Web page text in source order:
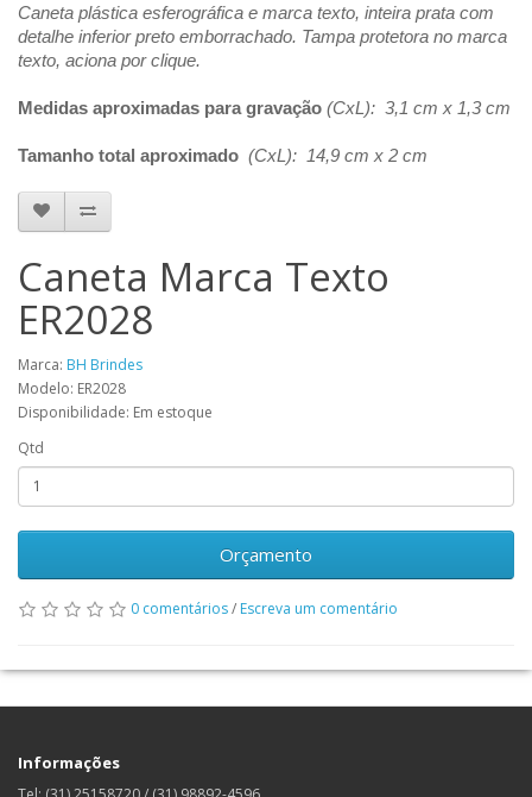
Caneta plástica esferográfica e marca texto, inteira prata com
detalhe inferior preto emborrachado. Tampa protetora no marca
texto, aciona por clique.
Medidas aproximadas para gravação (CxL): 3,1 cm x 1,3 cm
Tamanho total aproximado (CxL): 14,9 cm x 2 cm
Caneta Marca Texto
ER2028
Marca: BH Brindes
Modelo: ER2028
Disponibilidade: Em estoque
Qtd
Orçamento
0 comentários/ Escreva um comentário
Informações